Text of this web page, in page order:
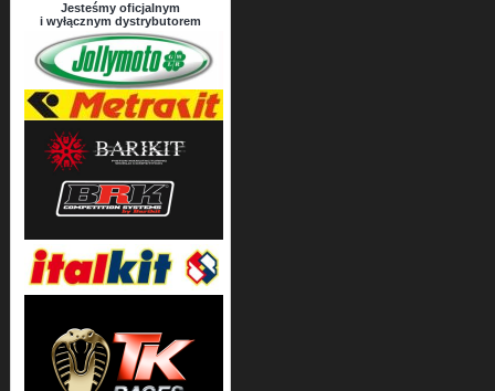
Jesteśmy oficjalnym
i wyłącznym dystrybutorem